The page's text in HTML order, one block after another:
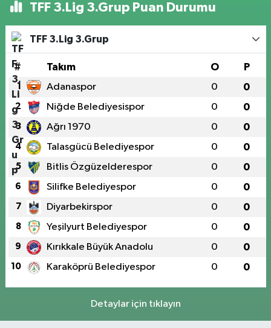
TFF 3.Lig 3.Grup Puan Durumu
TFF 3.Lig 3.Grup
# Takım O P
1 Adanaspor 0 0
2 Niğde Belediyesispor 0 0
3 Ağrı 1970 0 0
4 Talasgücü Belediyespor 0 0
5 Bitlis Özgüzelderespor 0 0
6 Silifke Belediyespor 0 0
7 Diyarbekirspor 0 0
8 Yeşilyurt Belediyespor 0 0
9 Kırıkkale Büyük Anadolu 0 0
10 Karaköprü Belediyespor 0 0
Detaylar için tıklayın